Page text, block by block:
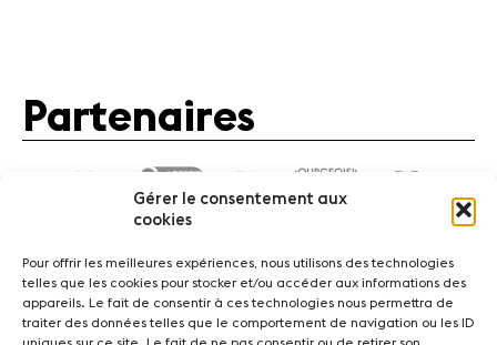
Gérer le consentement aux
cookies
Pour offrir les meilleures expériences, nous utilisons des technologies
telles que les cookies pour stocker et/ou accéder aux informations des
appareils. Le fait de consentir à ces technologies nous permettra de
traiter des données telles que le comportement de navigation ou les ID
Partenaires
ActualitésConcerts Bénévoles Médiation